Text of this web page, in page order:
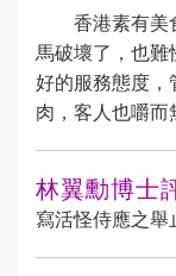
香港素有美
馬破壞了，也難
好的服務態度
肉，客人也嚼而
林翼勳博士
寫活怪侍應之舉